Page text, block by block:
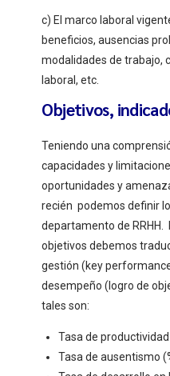
c) El marco laboral
beneficios, ausencias
modalidades de trabajo,
laboral, etc.
Objetivos,
Teniendo una
capacidades y
oportunidades y
recién podemos definir
departamento de
objetivos debemos
gestión (key
desempeño (logro de
tales son:
Tasa de productividad
Tasa de ausentismo